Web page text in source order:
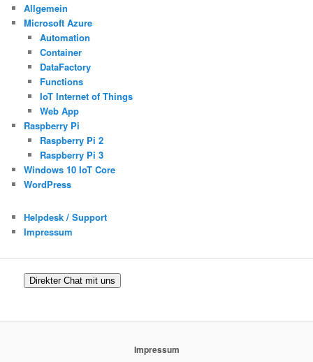
Allgemein
Microsoft Azure
Automation
Container
DataFactory
Functions
IoT Internet of Things
Web App
Raspberry Pi
Raspberry Pi 2
Raspberry Pi 3
Windows 10 IoT Core
WordPress
Helpdesk / Support
Impressum
Direkter Chat mit uns
Impressum